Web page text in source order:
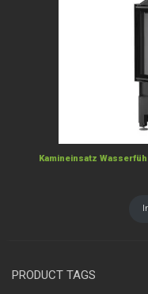
Kamineinsatz
PRODUCT TAGS